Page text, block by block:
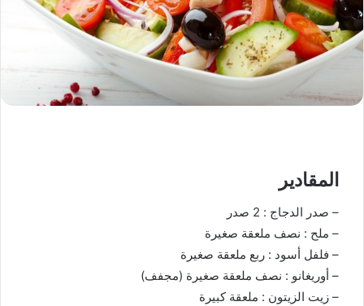
المقادير
– صدر الدجاج : 2 صدر
– ملح : نصف ملعقة صغيرة
– فلفل أسود : ربع ملعقة صغيرة
– أوريغانو : نصف ملعقة صغيرة (مجفف)
– زيت الزيتون : ملعقة كبيرة